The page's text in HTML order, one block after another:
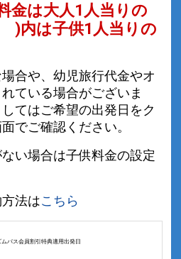
金は大人1人当りの
)内は子供1人当りの
合や、幼児旅行代金やオ
ている場合がございま
てはご希望の出発日をク
でご確認ください。
い場合は子供料金の設定
法はこちら
パス会員割引特典適用出発日